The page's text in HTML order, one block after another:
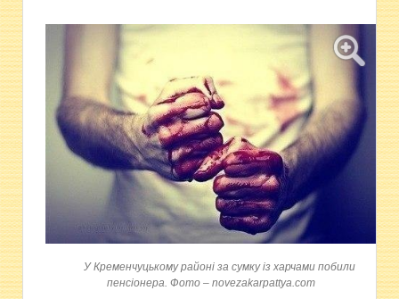
У Кременчуцькому районі за сумку із харчами побили
пенсіонера. Фото – novezakarpattya.com